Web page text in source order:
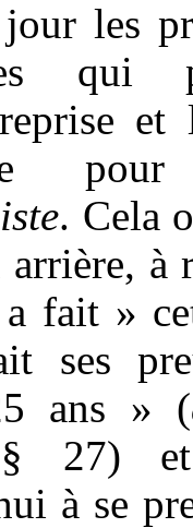
les
qui
et
. Cela
arrière, à
fait »
ses
ans » (
27) et
à se